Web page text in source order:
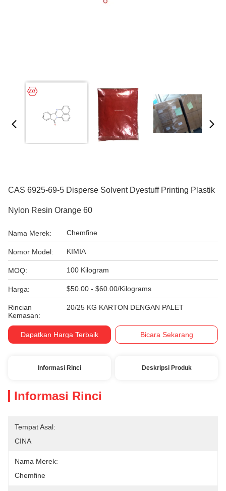
CAS 6925-69-5 Disperse Solvent Dyestuff Printing Plastik
Nylon Resin Orange 60
Nama Merek: Chemfine
Nomor Model: KIMIA
MOQ: 100 Kilogram
Harga: $50.00 - $60.00/Kilograms
Rincian
Kemasan:
20/25 KG KARTON DENGAN PALET
Dapatkan Harga Terbaik Bicara Sekarang
Informasi Rinci Deskripsi Produk
Informasi Rinci
Tempat Asal:
CINA
Nama Merek:
Chemfine